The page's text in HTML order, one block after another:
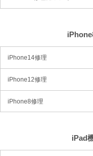
iPhone14修理
iPhone12修理
iPhone8修理
iPad